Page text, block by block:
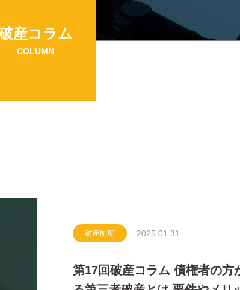
産コラム
COLUMN
破産制度 2025.01.31
第17回破産コラム 債権者の方